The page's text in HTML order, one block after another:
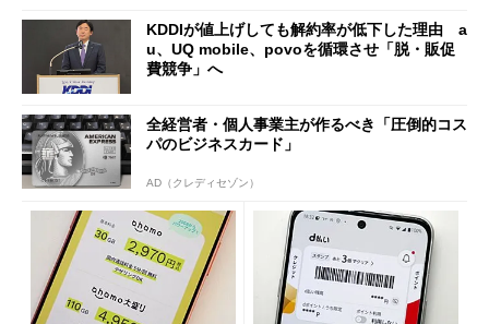
KDDIが値上げしても解約率が低下した理由 a
u、UQ mobile、povoを循環させ「脱・販促
費競争」へ
全経営者・個人事業主が作るべき「圧倒的コス
パのビジネスカード」
AD（クレディセゾン）